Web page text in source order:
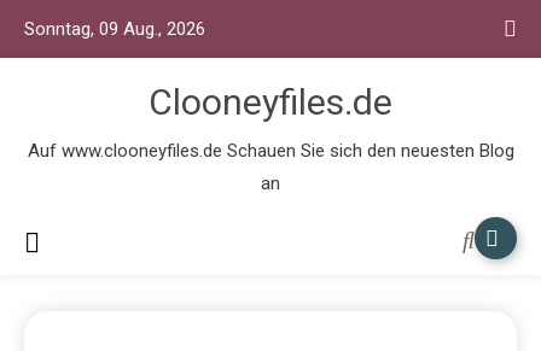
Sonntag, 09 Aug., 2026
Clooneyfiles.de
Auf www.clooneyfiles.de Schauen Sie sich den neuesten Blog
an